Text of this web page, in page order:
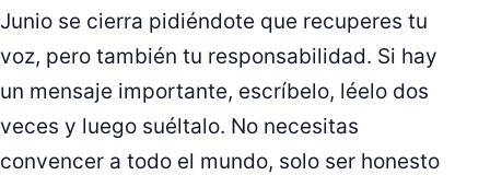
Junio se cierra pidiéndote que recuperes tu
voz, pero también tu responsabilidad. Si hay
un mensaje importante, escríbelo, léelo dos
veces y luego suéltalo. No necesitas
convencer a todo el mundo, solo ser honesto